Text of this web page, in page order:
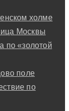
холме
Москвы
по «золотой
поле
по